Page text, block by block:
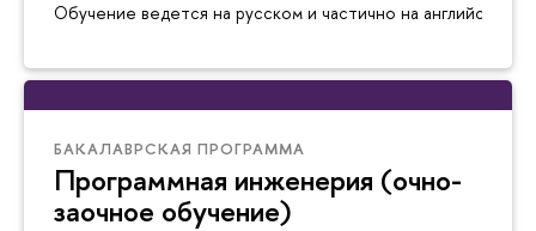
Обучение ведется на русском и частично на английском
БАКАЛАВРСКАЯ ПРОГРАММА
Программная инженерия (очно-
заочное обучение)